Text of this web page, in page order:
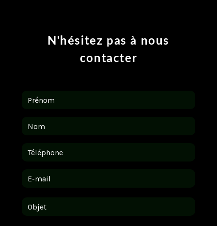
N'hésitez pas à nous
contacter